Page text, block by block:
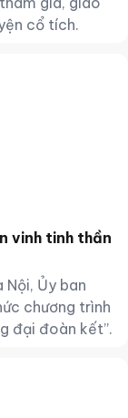
cổ tích.
vinh tinh thần
Nội, Ủy ban
chương trình
đại đoàn kết”.